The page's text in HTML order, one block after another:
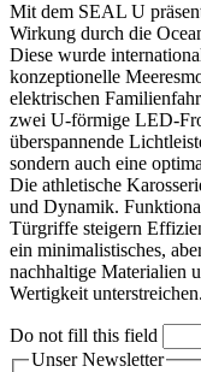
Mit dem SEAL U
Wirkung durch die
Diese wurde
konzeptionelle
elektrischen
zwei U-förmige LED-
überspannende
sondern auch eine
Die athletische
und Dynamik.
Türgriffe steigern
ein minimalistisches,
nachhaltige Materialien
Wertigkeit unterstreichen.
Do not fill this field
Unser Newsletter